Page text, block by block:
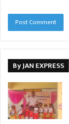
By JAN EXPRESS